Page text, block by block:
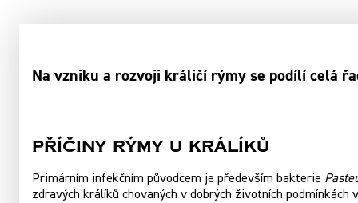
Na vzniku a rozvoji králičí rýmy se podílí celá
Příčiny rýmy u králíků
Primárním infekčním původcem je především bakterie
zdravých králíků chovaných v dobrých životních